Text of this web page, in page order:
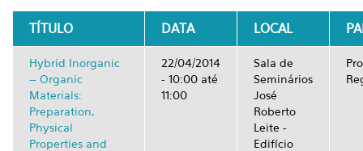
TÍTULO DATA LOCAL
Hybrid Inorganic
– Organic
Materials:
Preparation,
Physical
Properties and
22/04/2014
- 10:00 até
11:00
Sala de
Seminários
José
Roberto
Leite -
Edifício